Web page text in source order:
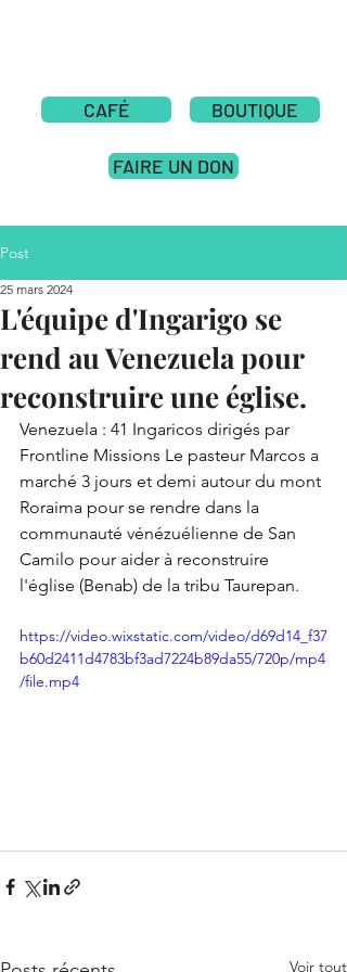
CAFÉ BOUTIQUE
FAIRE UN DON
Post
L'équipe d'Ingarigo se
rend au Venezuela pour
reconstruire une église.
25 mars 2024
Venezuela : 41 Ingaricos dirigés par
Frontline Missions Le pasteur Marcos a
marché 3 jours et demi autour du mont
Roraima pour se rendre dans la
communauté vénézuélienne de San
Camilo pour aider à reconstruire
l'église (Benab) de la tribu Taurepan.
https://video.wixstatic.com/video/d69d14_f37
b60d2411d4783bf3ad7224b89da55/720p/mp4
/file.mp4
Voir tout